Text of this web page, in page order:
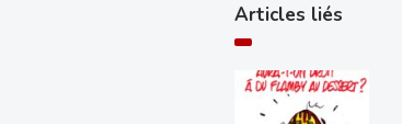
Articles liés